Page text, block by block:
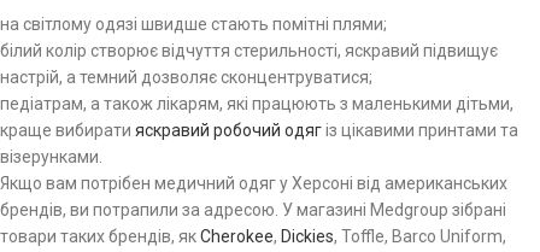
на світлому одязі швидше стають помітні плями;
білий колір створює відчуття стерильності, яскравий підвищує
настрій, а темний дозволяє сконцентруватися;
педіатрам, а також лікарям, які працюють з маленькими дітьми,
краще вибирати яскравий робочий одягіз цікавими принтами та
візерунками.
Якщо вам потрібен медичний одяг у Херсоні від американських
брендів, ви потрапили за адресою. У магазині Medgroup зібрані
товари таких брендів, якCherokee, Dickies, Toffle, Barco Uniform,